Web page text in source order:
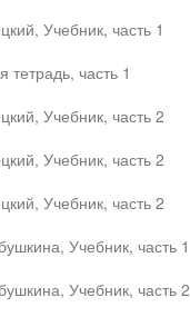
Учебник, часть 1
тетрадь, часть 1
Учебник, часть 2
Учебник, часть 2
Учебник, часть 2
Учебник, часть 1
Учебник, часть 2